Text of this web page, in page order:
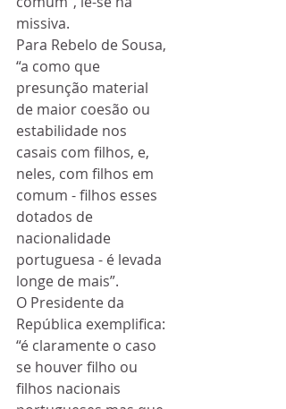
missiva.
Para Rebelo de Sousa,
“a como que
presunção material
de maior coesão ou
estabilidade nos
casais com filhos, e,
neles, com filhos em
comum - filhos esses
dotados de
nacionalidade
portuguesa - é levada
longe de mais”.
O Presidente da
República exemplifica:
“é claramente o caso
se houver filho ou
filhos nacionais